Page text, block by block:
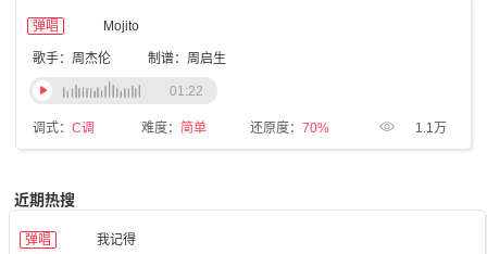
弹唱 Mojito
歌手：周杰伦 制谱：周启生
调式： C调 难度： 简单 还原度： 70% 1.1万
01:22
近期热搜
弹唱 我记得